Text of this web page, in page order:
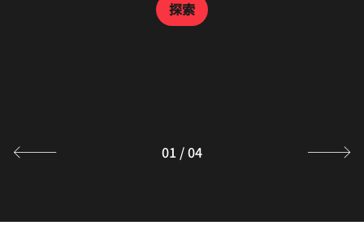
探索
探索
探索
01 /04